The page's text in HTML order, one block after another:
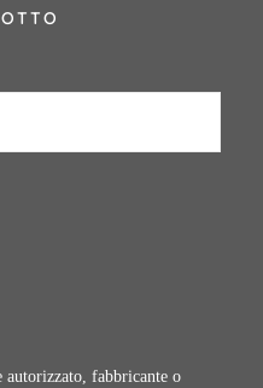
fabbricante o